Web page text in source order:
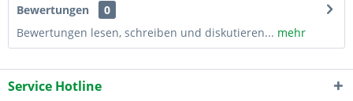
Bewertungen
0
Bewertungen lesen, schreiben und diskutieren... mehr
Service Hotline